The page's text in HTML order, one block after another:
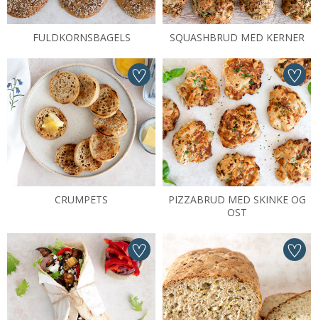
FULDKORNSBAGELS SQUASHBRUD MED KERNER
CRUMPETS
PIZZABRUD MED SKINKE OG
OST